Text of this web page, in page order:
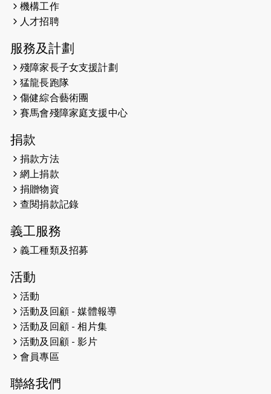
2026-05-21
2026-05-14
（19:00開始）
2026-05-07
開始）
2026-04-30
2026-04-25
2026-04-24
2026-04-23
2026-04-19
2026-04-16
猛龍長跑隊恆常練習 - 4月16日
（19:00開始）
2026-04-12
機構工作
人才招聘
服務及計劃
殘障家長子女支援計劃
猛龍長跑隊
傷健綜合藝術團
賽馬會殘障家庭支援中心
捐款
捐款方法
網上捐款
捐贈物資
查閱捐款記錄
義工服務
義工種類及招募
活動
活動
活動及回顧 - 媒體報導
活動及回顧 - 相片集
活動及回顧 - 影片
會員專區
聯絡我們